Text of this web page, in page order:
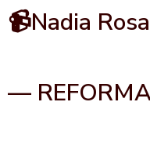
📹Nadia
—